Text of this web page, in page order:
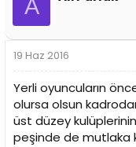
A
19 Haz 2016
Yerli oyuncuların
olursa olsun
üst düzey
peşinde de mutlaka